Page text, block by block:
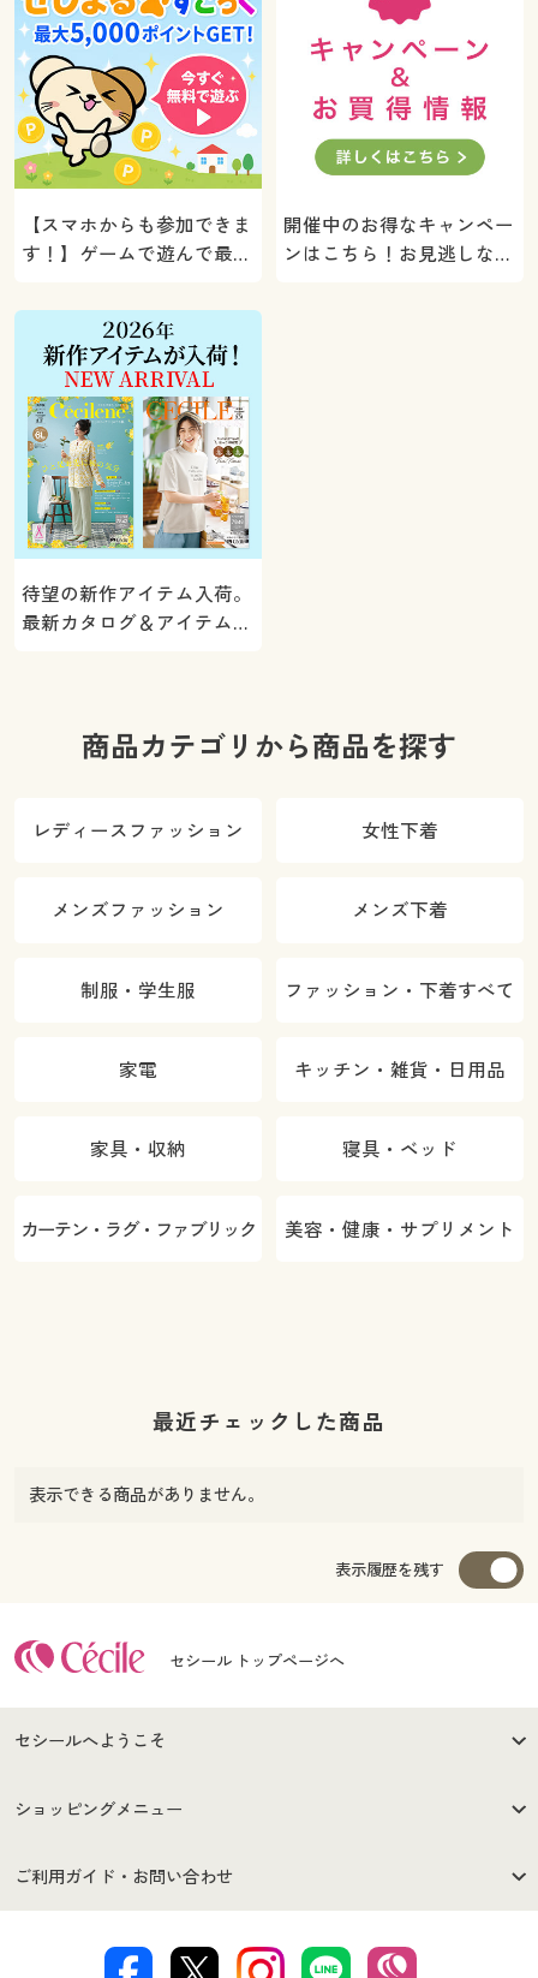
【スマホからも参加できま
す！】ゲームで遊んで最大
ト！
開催中のお得なキャンペー
ンはこちら！お見逃しな
待望の新作アイテム入荷。
最新カタログ＆アイテムを
商品カテゴリから商品を探す
レディースファッション 女性下着
メンズファッション メンズ下着
制服・学生服 ファッション・下着すべて
家電 キッチン・雑貨・日用品
家具・収納 寝具・ベッド
カーテン・ラグ・ファブリック 美容・健康・サプリメント
最近チェックした商品
表示できる商品がありません。
表示履歴を残す
セシール トップページへ
セシールへようこそ
はじめての方へ
セシールご利用規約
ショッピングメニュー
商品カテゴリ
ご利用ガイド・お問い合わせ